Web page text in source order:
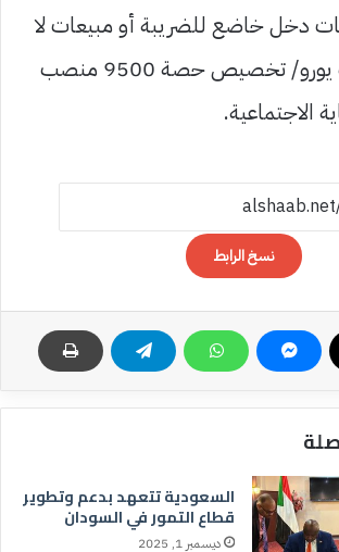
دخل خاضع للضريبة أو مبيعات لا
تقل عن 30 ألف يورو/ تخصيص حصة 9500 منصب
الاجتماعية.
نسخ الرابط
السعودية تتعهد بدعم وتطوير
قطاع التمور في السودان
ديسمبر 1, 2025